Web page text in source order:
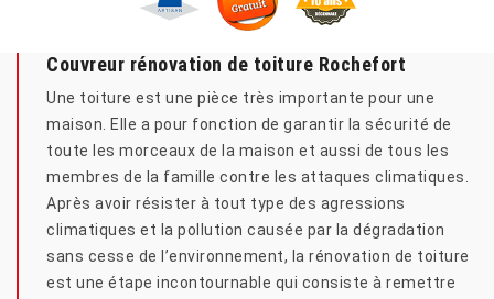
Couvreur rénovation de toiture Rochefort
Une toiture est une pièce très importante pour une
maison. Elle a pour fonction de garantir la sécurité de
toute les morceaux de la maison et aussi de tous les
membres de la famille contre les attaques climatiques.
Après avoir résister à tout type des agressions
climatiques et la pollution causée par la dégradation
sans cesse de l’environnement, la rénovation de toiture
est une étape incontournable qui consiste à remettre